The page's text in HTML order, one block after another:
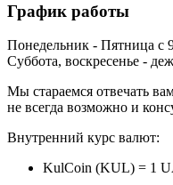
График работы
Понедельник - Пятница с
Суббота, воскресенье -
Мы стараемся отвечать
не всегда возможно и
Внутренний курс валют:
KulCoin (KUL) = 1